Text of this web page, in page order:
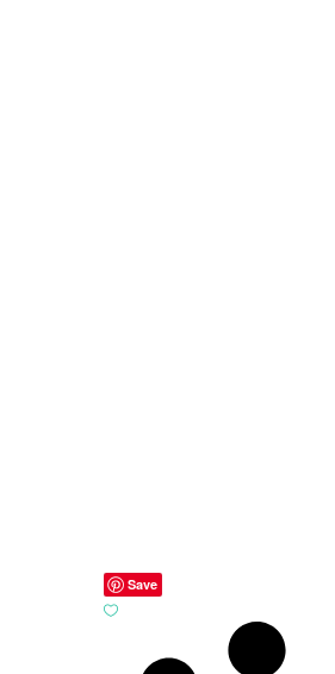
Save